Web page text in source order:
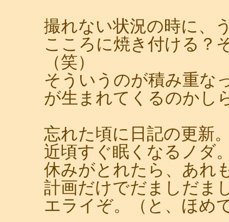
撮れない状況の時に、
こころに焼き付ける？
（笑）
そういうのが積み重な
が生まれてくるのかし
忘れた頃に日記の更新
近頃すぐ眠くなるノダ
休みがとれたら、あれ
計画だけでだましだま
エライぞ。（と、ほめ